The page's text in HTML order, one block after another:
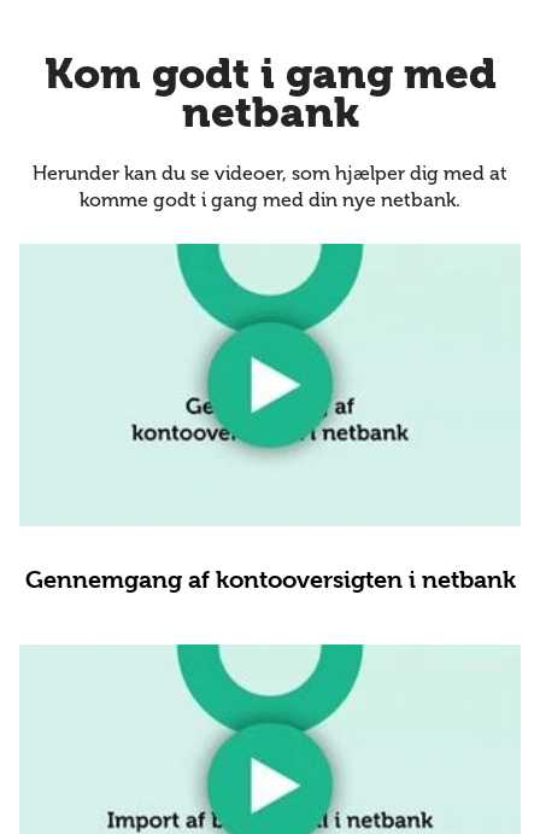
Kom godt i gang med
netbank
Herunder kan du se videoer, som hjælper dig med at
komme godt i gang med din nye netbank.
Gennemgang af kontooversigten i netbank